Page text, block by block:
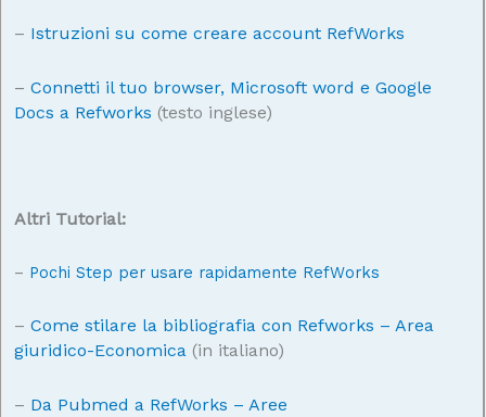
– Istruzioni su come creare account RefWorks
– Connetti il tuo browser, Microsoft word e Google
Docs a Refworks (testo inglese)
Altri Tutorial:
– Pochi Step per usare rapidamente RefWorks
– Come stilare la bibliografia con Refworks – Area
giuridico-Economica (in italiano)
– Da Pubmed a RefWorks – Aree